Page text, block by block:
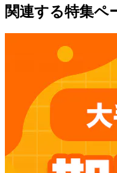
関連する特集ペ